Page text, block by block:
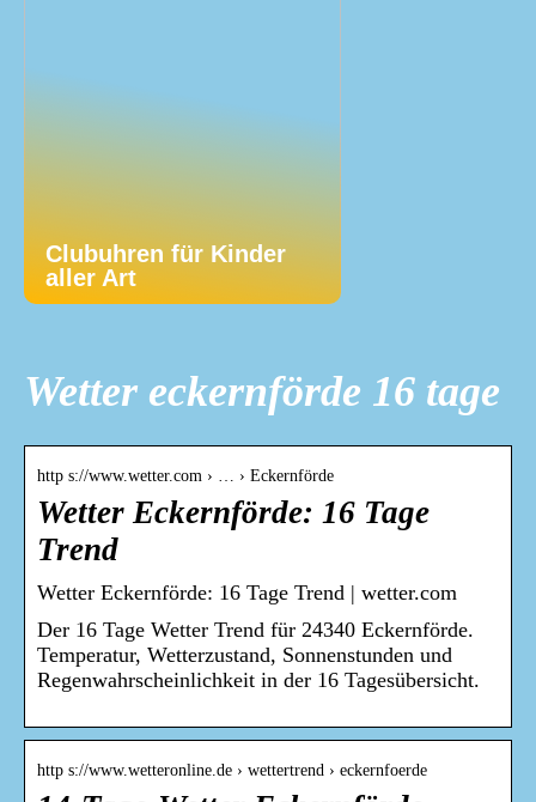
Clubuhren für Kinder
aller Art
Wetter eckernförde 16 tage
http s://www.wetter.com › … › Eckernförde
Wetter Eckernförde: 16 Tage
Trend
Wetter Eckernförde: 16 Tage Trend | wetter.com
Der 16 Tage Wetter Trend für 24340 Eckernförde.
Temperatur, Wetterzustand, Sonnenstunden und
Regenwahrscheinlichkeit in der 16 Tagesübersicht.
http s://www.wetteronline.de › wettertrend › eckernfoerde